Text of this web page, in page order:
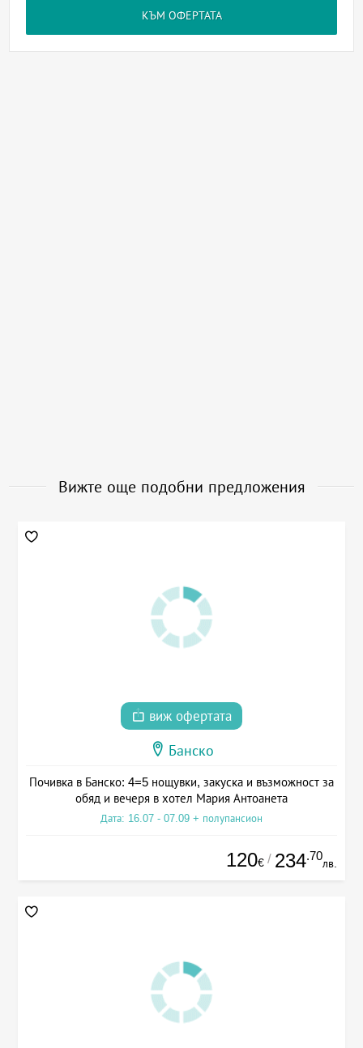
КЪМ ОФЕРТАТА
Вижте още подобни предложения
виж офертата
Банско
Почивка в Банско: 4=5 нощувки, закуска и възможност за
обяд и вечеря в хотел Мария Антоанета
Дата: 16.07 - 07.09 + полупансион
120€ / 234.70
лв.